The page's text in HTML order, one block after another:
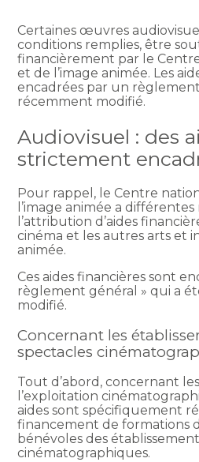
Certaines œuvres
conditions remplies, être
financièrement par le
et de l’image animée. Les
encadrées par un
récemment modifié.
Audiovisuel : des
strictement
Pour rappel, le Centre
l’image animée a
l’attribution d’aides
cinéma et les autres arts et
animée.
Ces aides financières sont
règlement général » qui a
modifié.
Concernant les
spectacles
Tout d’abord, concernant
l’exploitation
aides sont spécifiquement
financement de formations
bénévoles des
cinématographiques.